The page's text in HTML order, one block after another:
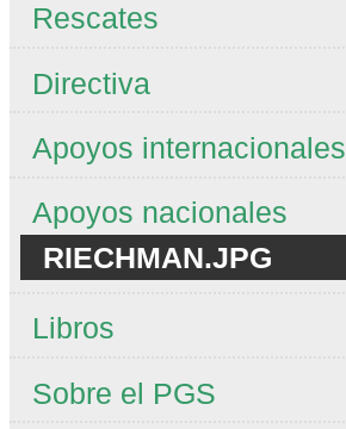
Rescates
Directiva
Apoyos internacionales
Apoyos nacionales
RIECHMAN.JPG
Libros
Sobre el PGS